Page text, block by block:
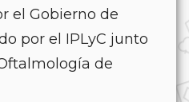
el Gobierno de
por el IPLyC junto
de